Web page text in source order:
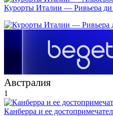
Курорты Италии — Ривьера
Австралия
1
Канберра и ее